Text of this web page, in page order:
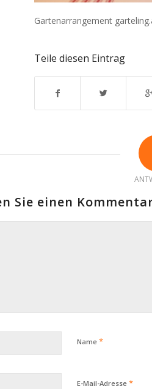
Gartenarrangement
Teile diesen Eintrag
Sie einen
Name *
E-Mail-Adresse *